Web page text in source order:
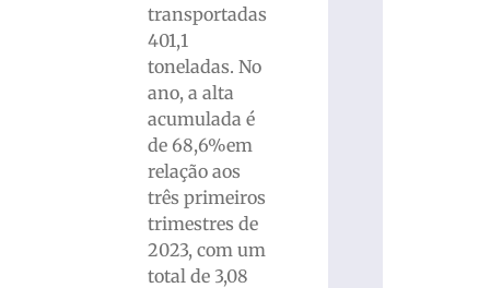
transportadas
401,1
toneladas. No
ano, a alta
acumulada é
de 68,6%em
relação aos
três primeiros
trimestres de
2023, com um
total de 3,08